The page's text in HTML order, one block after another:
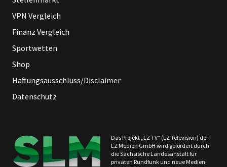
VPN Vergleich
Finanz Vergleich
Sportwetten
Shop
Haftungsausschluss/Disclaimer
Datenschutz
Das Projekt „LZ TV“ (LZ Television) der
LZ Medien GmbH wird gefördert durch
die Sächsische Landesanstalt für
privaten Rundfunk und neue Medien.